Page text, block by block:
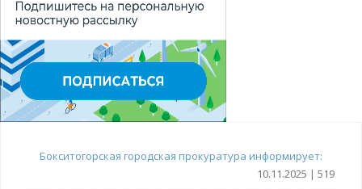
Бокситогорская городская прокуратура информирует:
10.11.2025 | 519